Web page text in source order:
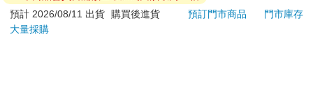
日）。
辦理退換貨時，商品（組合商品恕無法接受單獨退貨）必須